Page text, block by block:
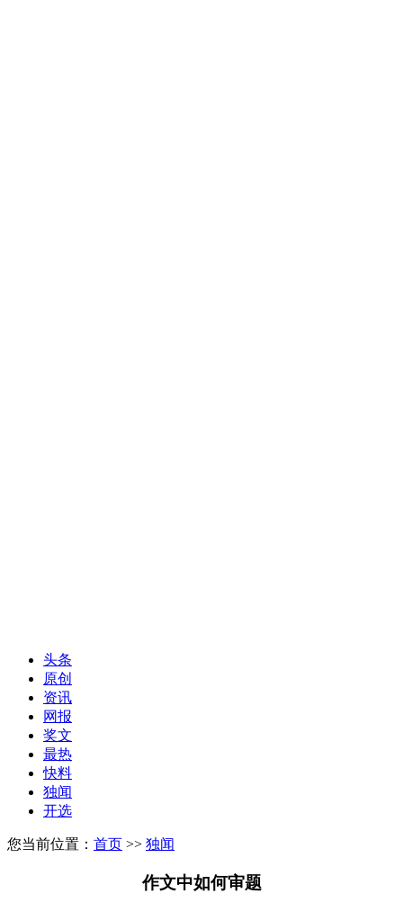
头条
原创
资讯
网报
奖文
最热
快料
独闻
开选
您当前位置： 首页 >> 独闻
作文中如何审题